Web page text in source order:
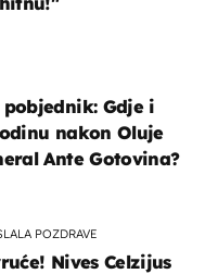
pobjednik: Gdje i
nakon Oluje
Ante Gotovina?
POZDRAVE
Nives Celzijus